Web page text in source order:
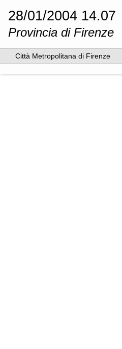
28/01/2004 14.07
Provincia di Firenze
Città Metropolitana di Firenze